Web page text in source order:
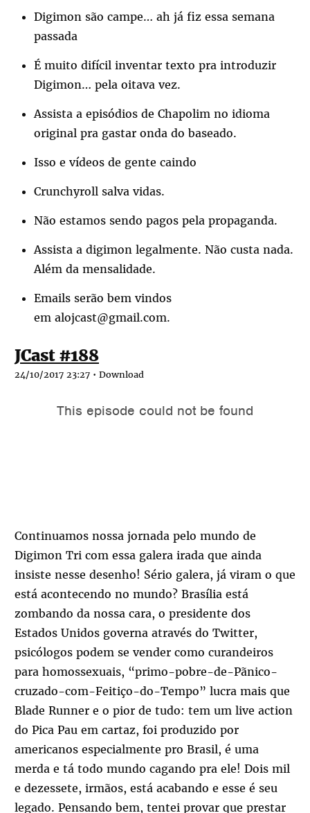
Digimon são campe… ah já fiz essa semana
passada
É muito difícil inventar texto pra introduzir
Digimon… pela oitava vez.
Assista a episódios de Chapolim no idioma
original pra gastar onda do baseado.
Isso e vídeos de gente caindo
Crunchyroll salva vidas.
Não estamos sendo pagos pela propaganda.
Assista a digimon legalmente. Não custa nada.
Além da mensalidade.
Emails serão bem vindos
em alojcast@gmail.com.
JCast #188
24/10/2017 23:27 • Download
Continuamos nossa jornada pelo mundo de
Digimon Tri com essa galera irada que ainda
insiste nesse desenho! Sério galera, já viram o que
está acontecendo no mundo? Brasília está
zombando da nossa cara, o presidente dos
Estados Unidos governa através do Twitter,
psicólogos podem se vender como curandeiros
para homossexuais, “primo-pobre-de-Pãnico-
cruzado-com-Feitiço-do-Tempo” lucra mais que
Blade Runner e o pior de tudo: tem um live action
do Pica Pau em cartaz, foi produzido por
americanos especialmente pro Brasil, é uma
merda e tá todo mundo cagando pra ele! Dois mil
e dezessete, irmãos, está acabando e esse é seu
legado. Pensando bem, tentei provar que prestar